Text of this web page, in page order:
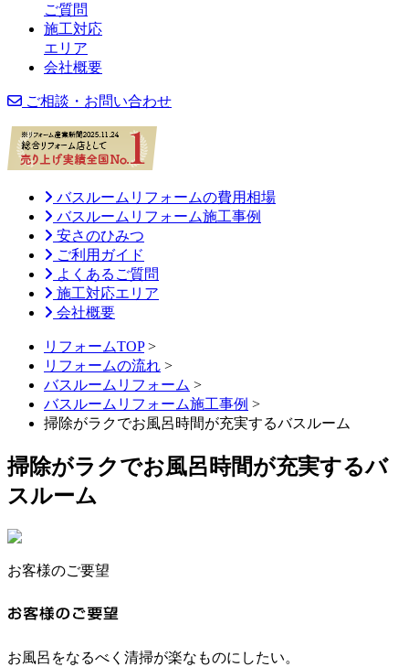
ご質問
施工対応
エリア
会社概要
ご相談・お問い合わせ
バスルームリフォームの費用相場
バスルームリフォーム施工事例
安さのひみつ
ご利用ガイド
よくあるご質問
施工対応エリア
会社概要
リフォームTOP>
リフォームの流れ >
バスルームリフォーム >
バスルームリフォーム施工事例 >
掃除がラクでお風呂時間が充実するバスルーム
掃除がラクでお風呂時間が充実するバ
スルーム
お客様のご要望
お風呂をなるべく清掃が楽なものにしたい。